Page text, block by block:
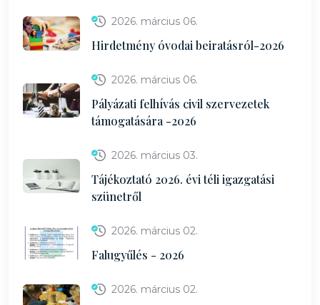
2026. március 06.
Hirdetmény óvodai beiratásról-2026
2026. március 06.
Pályázati felhívás civil szervezetek
támogatására -2026
2026. március 03.
Tájékoztató 2026. évi téli igazgatási
szünetről
2026. március 02.
Falugyűlés - 2026
2026. március 02.